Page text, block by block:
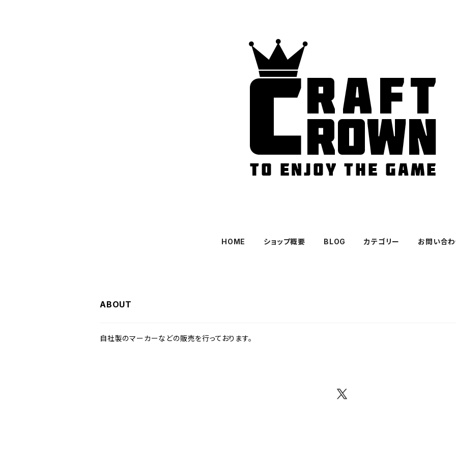
HOME ショップ概要 BLOG カテゴリー お問い合
ABOUT
自社製のマーカーなどの販売を行っております。